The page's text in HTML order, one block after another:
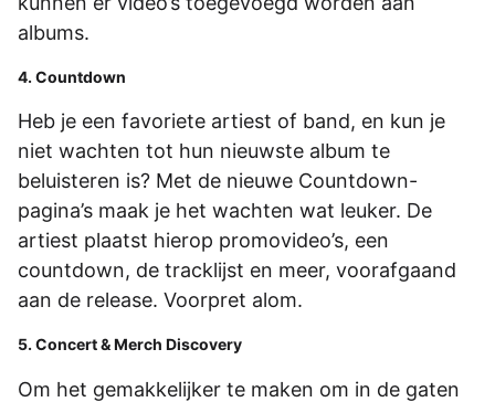
albums.
4. Countdown
Heb je een favoriete artiest of band, en kun je
niet wachten tot hun nieuwste album te
beluisteren is? Met de nieuwe Countdown-
pagina’s maak je het wachten wat leuker. De
artiest plaatst hierop promovideo’s, een
countdown, de tracklijst en meer, voorafgaand
aan de release. Voorpret alom.
5. Concert & Merch Discovery
Om het gemakkelijker te maken om in de gaten